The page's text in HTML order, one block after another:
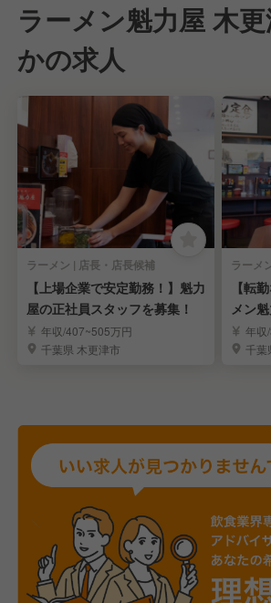
ラーメン魁力屋 木
かの求人
ラーメン | 店長・店長候補
【上場企業で安定勤務！】魁力
屋の正社員スタッフを募集！
年収/407~505万円
千葉県 木更津市
【転
メン
集！年収
千葉